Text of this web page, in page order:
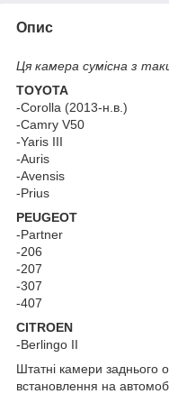
Опис
Ця камера сумісна з
TOYOTA
-Corolla (2013-н.в.)
-Camry V50
-Yaris III
-Auris
-Avensis
-Prius
PEUGEOT
-Partner
-206
-207
-307
-407
CITROEN
-Berlingo II
Штатні камери заднього
встановлення на